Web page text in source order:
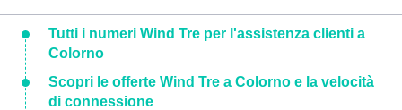
Tutti i numeri Wind Tre per l'assistenza clienti a
Colorno
Scopri le offerte Wind Tre a Colorno e la velocità
di connessione